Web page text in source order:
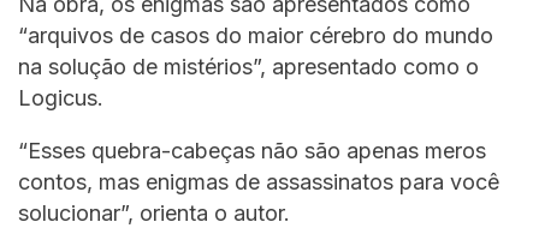
“arquivos de casos do maior cérebro do mundo
na solução de mistérios”, apresentado como o
Logicus.
“Esses quebra-cabeças não são apenas meros
contos, mas enigmas de assassinatos para você
solucionar”, orienta o autor.